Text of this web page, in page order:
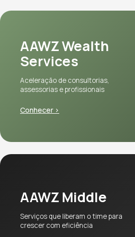
AAWZ Wealth
Services
Aceleração de consultorias,
assessorias e profissionais
Conhecer >
AAWZ Middle
Serviços que liberam o time para
crescer com eficiência